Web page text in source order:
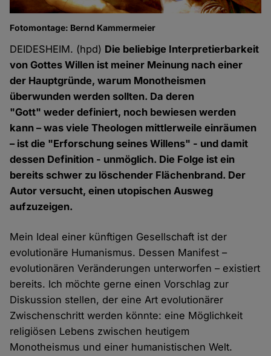
Fotomontage: Bernd Kammermeier
DEIDESHEIM. (hpd) Die beliebige Interpretierbarkeit
von Gottes Willen ist meiner Meinung nach einer
der Hauptgründe, warum Monotheismen
überwunden werden sollten. Da deren
"Gott" weder definiert, noch bewiesen werden
kann – was viele Theologen mittlerweile einräumen
– ist die "Erforschung seines Willens" - und damit
dessen Definition - unmöglich. Die Folge ist ein
bereits schwer zu löschender Flächenbrand. Der
Autor versucht, einen utopischen Ausweg
aufzuzeigen.
Mein Ideal einer künftigen Gesellschaft ist der
evolutionäre Humanismus. Dessen Manifest –
evolutionären Veränderungen unterworfen – existiert
bereits. Ich möchte gerne einen Vorschlag zur
Diskussion stellen, der eine Art evolutionärer
Zwischenschritt werden könnte: eine Möglichkeit
religiösen Lebens zwischen heutigem
Monotheismus und einer humanistischen Welt.